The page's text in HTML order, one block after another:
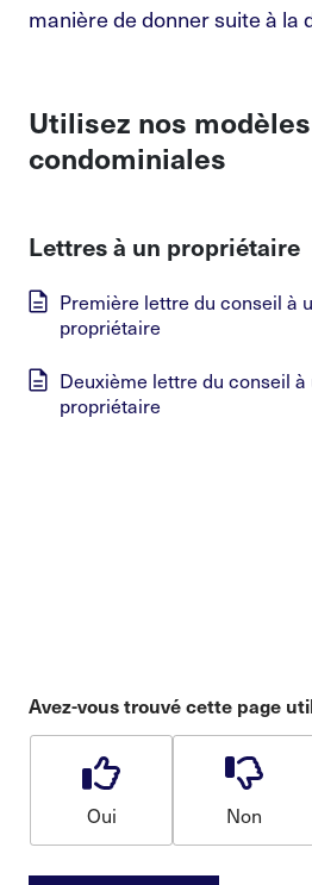
manière de donner suite à la
Utilisez nos
condominiales
Lettres à un propriétaire
Première lettre du conseil à
propriétaire
Deuxième lettre du conseil à
propriétaire
Avez-vous trouvé cette page
Oui Non